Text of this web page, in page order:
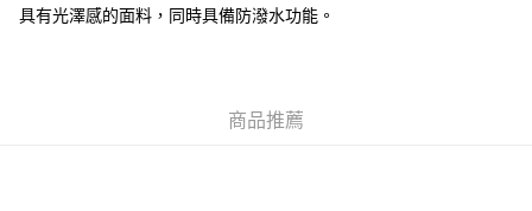
每筆HK$50.00，滿HK$499.00或以上免運費
具有光澤感的面料，同時具備防潑水功能。
商品推薦